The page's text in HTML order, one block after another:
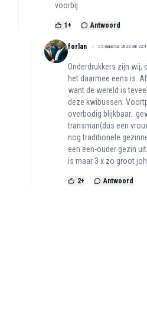
voorbij.
1 + Antwoord
forlan 05 augustus 2023 om
Onderdrukkers zijn wij,
het daarmee eens is.
want de wereld is
deze kwibussen.
overbodig blijkbaar..
transman(dus een
nog traditionele
een een-ouder gezin
is maar 3 x zo groot
2+ Antwoord